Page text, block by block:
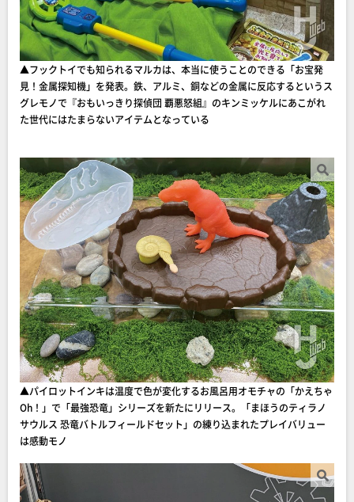
▲フックトイでも知られるマルカは、本当に使うことのできる「お宝発
見！金属探知機」を発表。鉄、アルミ、銅などの金属に反応するというス
グレモノで『おもいっきり探偵団 覇悪怒組』のキンミッケルにあこがれ
た世代にはたまらないアイテムとなっている
▲パイロットインキは温度で色が変化するお風呂用オモチャの「かえちゃ
Oh！」で「最強恐竜」シリーズを新たにリリース。「まほうのティラノ
サウルス 恐竜バトルフィールドセット」の練り込まれたプレイバリュー
は感動モノ